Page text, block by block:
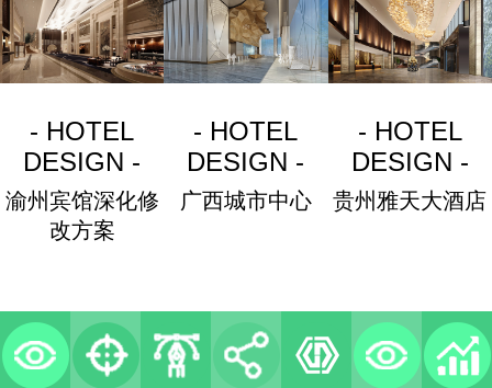
- HOTEL
DESIGN -
渝州宾馆深化修
改方案
- HOTEL
DESIGN -
广西城市中心
- HOTEL
DESIGN -
贵州雅天大酒店